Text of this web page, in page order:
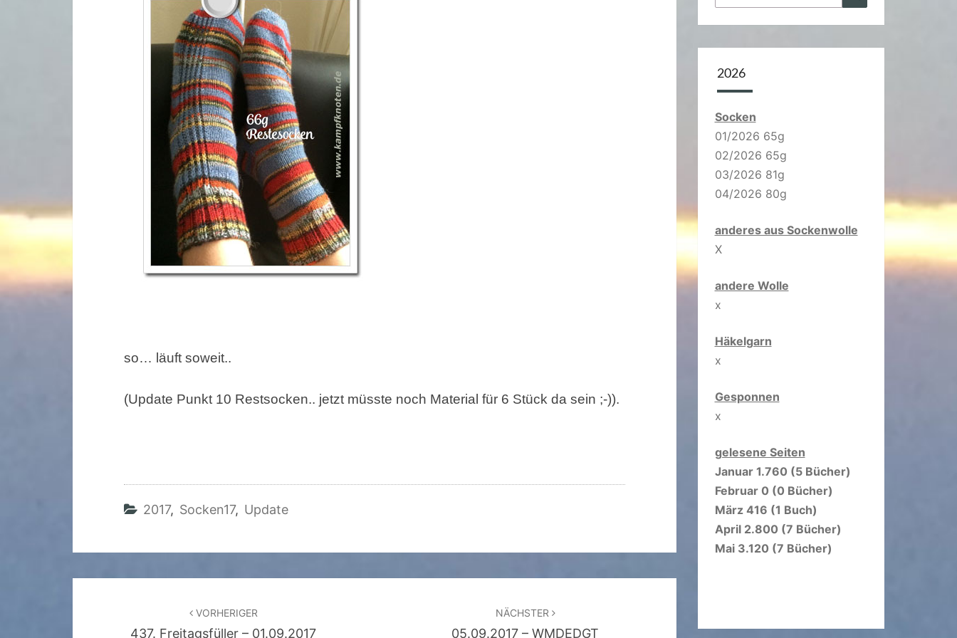
so… läuft soweit..
(Update Punkt 10 Restsocken.. jetzt müsste noch Material für 6 Stück da sein ;-)).
2017, Socken17, Update
Beitragsnavigation
VORHERIGER
437. Freitagsfüller – 01.09.2017
NÄCHSTER
05.09.2017 – WMDEDGT
nach:
2026
Socken
01/2026 65g
02/2026 65g
03/2026 81g
04/2026 80g
anderes aus Sockenwolle
X
andere Wolle
x
Häkelgarn
x
Gesponnen
x
gelesene Seiten
Januar 1.760 (5 Bücher)
Februar 0 (0 Bücher)
März 416 (1 Buch)
April 2.800 (7 Bücher)
Mai 3.120 (7 Bücher)